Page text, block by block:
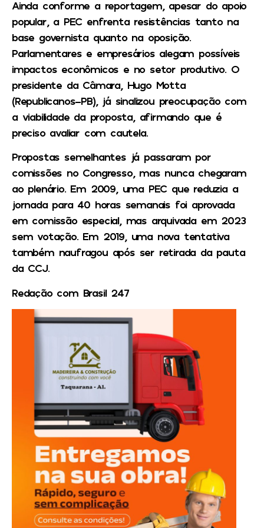
Ainda conforme a reportagem, apesar do apoio
popular, a PEC enfrenta resistências tanto na
base governista quanto na oposição.
Parlamentares e empresários alegam possíveis
impactos econômicos e no setor produtivo. O
presidente da Câmara, Hugo Motta
(Republicanos-PB), já sinalizou preocupação com
a viabilidade da proposta, afirmando que é
preciso avaliar com cautela.
Propostas semelhantes já passaram por
comissões no Congresso, mas nunca chegaram
ao plenário. Em 2009, uma PEC que reduzia a
jornada para 40 horas semanais foi aprovada
em comissão especial, mas arquivada em 2023
sem votação. Em 2019, uma nova tentativa
também naufragou após ser retirada da pauta
da CCJ.
Redação com Brasil 247